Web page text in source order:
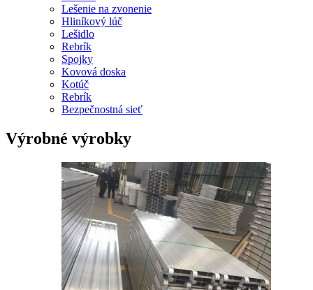
Lešenie na zvonenie
Hliníkový lúč
Lešidlo
Rebrík
Spojky
Kovová doska
Kotúč
Rebrík
Bezpečnostná sieť
Výrobné výrobky